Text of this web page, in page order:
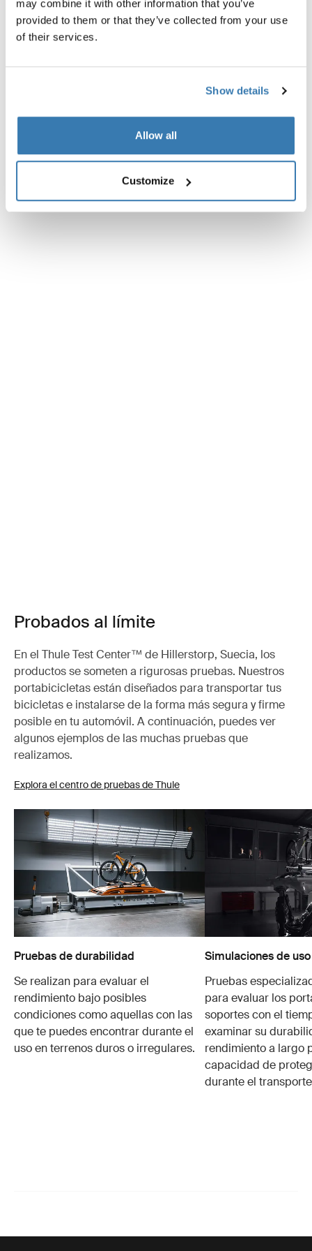
may combine it with other information that you’ve
provided to them or that they’ve collected from your use
of their services.
Show details
Allow all
Customize
Toggle guides and instructions
Probados al límite
En el Thule Test Center™ de Hillerstorp, Suecia, los
productos se someten a rigurosas pruebas. Nuestros
portabicicletas están diseñados para transportar tus
bicicletas e instalarse de la forma más segura y firme
posible en tu automóvil. A continuación, puedes ver
algunos ejemplos de las muchas pruebas que
realizamos.
Explora el centro de pruebas de Thule
Pruebas de durabilidad
Se realizan para evaluar el
rendimiento bajo posibles
condiciones como aquellas con las
que te puedes encontrar durante el
uso en terrenos duros o irregulares.
Simulaciones de
Pruebas
para evaluar los
soportes con el
examinar su
rendimiento a largo
capacidad de
durante el